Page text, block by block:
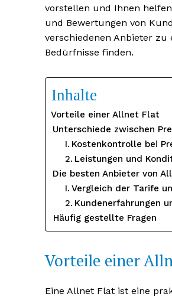
vorstellen und Ihnen
und Bewertungen von
verschiedenen Anbieter zu
Bedürfnisse finden.
Inhalte
Vorteile einer Allnet Flat
Unterschiede zwischen
Kostenkontrolle bei
Leistungen und
Die besten Anbieter von
Vergleich der Tarife
Kundenerfahrungen
Häufig gestellte Fragen
Vorteile einer
Eine Allnet Flat ist eine